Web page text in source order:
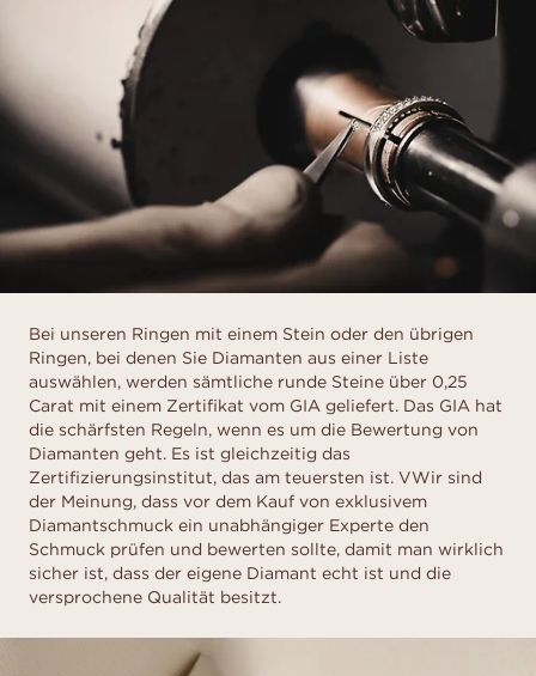
Bei unseren Ringen mit einem Stein oder den übrigen
Ringen, bei denen Sie Diamanten aus einer Liste
auswählen, werden sämtliche runde Steine über 0,25
Carat mit einem Zertifikat vom GIA geliefert. Das GIA hat
die schärfsten Regeln, wenn es um die Bewertung von
Diamanten geht. Es ist gleichzeitig das
Zertifizierungsinstitut, das am teuersten ist. VWir sind
der Meinung, dass vor dem Kauf von exklusivem
Diamantschmuck ein unabhängiger Experte den
Schmuck prüfen und bewerten sollte, damit man wirklich
sicher ist, dass der eigene Diamant echt ist und die
versprochene Qualität besitzt.